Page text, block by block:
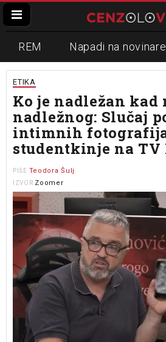
REM Napadi na novinare
Zvučni top
Propaganda Lokalni
Informer Slavko
ETIKA
Ko je nadležan kad
nadležnog: Slučaj
intimnih
studentkinje na
PIŠE Teodora Šulj
IZVOR Zoomer